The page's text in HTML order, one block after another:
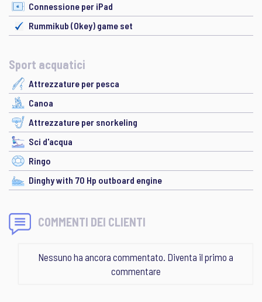
Connessione per iPad
Rummikub (Okey) game set
Sport acquatici
Attrezzature per pesca
Canoa
Attrezzature per snorkeling
Sci d'acqua
Ringo
Dinghy with 70 Hp outboard engine
COMMENTI DEI CLIENTI
Nessuno ha ancora commentato. Diventa il primo a
commentare